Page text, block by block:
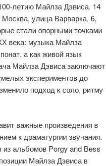
летию Майлза Дэвиса. 14
улица Варварка, 6,
стали опорными точками
века: музыка Майлза
а как живой язык
Майлза Дэвиса заключают
экспериментов до
подход к соло, ритму
важные произведения в
к драматургии звучания.
альбомов Porgy and Bess
Майлза Дэвиса в